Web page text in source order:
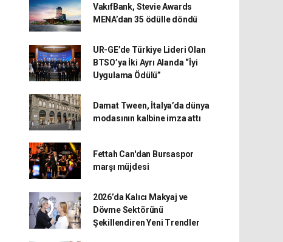
VakıfBank, Stevie Awards
MENA’dan 35 ödülle döndü
UR-GE’de Türkiye Lideri Olan
BTSO’ya İki Ayrı Alanda “İyi
Uygulama Ödülü”
Damat Tween, İtalya’da dünya
modasının kalbine imza attı
Fettah Can'dan Bursaspor
marşı müjdesi
2026’da Kalıcı Makyaj ve
Dövme Sektörünü
Şekillendiren Yeni Trendler